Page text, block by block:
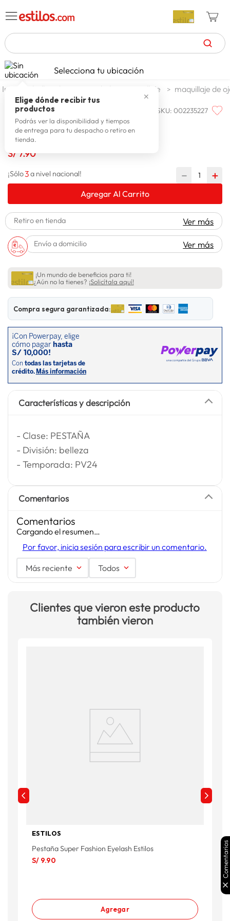
TÉRMINOS MÁS BUSCADOS
1. celulares
2. zapatillas mujer
3. zapatillas hombre
4. moda
5 . zapatillas
6. tv
8. terrex
9. cocina
10 . lavadora
Selecciona tu ubicación
✕
Elige dónde recibir tus
productos
Podrás ver la disponibilidad y tiempos
de entrega para tu despacho o retiro en
tienda.
belleza higiene y salud maquillaje maquillaje de
ESTILOS SKU:002235227
Pestaña Autoadhesivo 8d Revel
S/ 7.90
¡Sólo3a nivel nacional! ＋
－
Agregar Al Carrito
Retiro en tienda Ver más
Envío a domicilio Ver más
¡Un mundo de beneficios para ti!
¿Aún no la tienes? ¡Solicítala aquí!
Compra segura garantizada:
Características y descripción
- Clase: PESTAÑA
- División: belleza
- Temporada: PV24
Comentarios
Comentarios
Cargando el resumen…
Por favor, inicia sesión para escribir un comentario.
Más reciente Todos
Clientes que vieron este producto
también vieron
ESTILOS
Pestaña Super Fashion Eyelash Estilos
S/ 9.90
Agregar
Comentarios